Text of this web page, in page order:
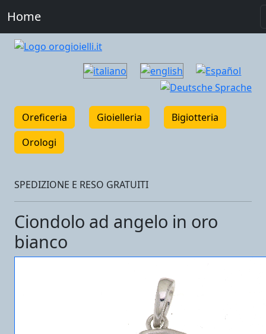
Home
Oreficeria Gioielleria
Bigiotteria
Orologi
SPEDIZIONE E RESO GRATUITI
Ciondolo ad angelo in oro
bianco